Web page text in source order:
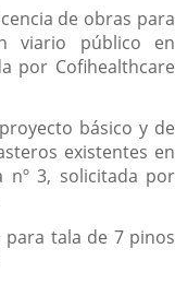
de obras para
viario público en
por Cofihealthcare
básico y de
existentes en
nº 3, solicitada por
para tala de 7 pinos